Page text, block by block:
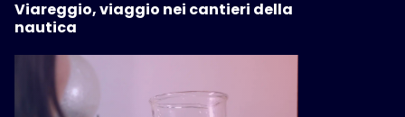
Viareggio, viaggio nei cantieri della
nautica